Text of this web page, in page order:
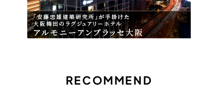
RECOMMEND